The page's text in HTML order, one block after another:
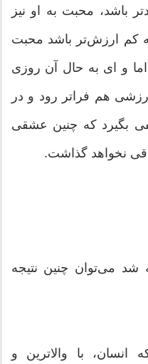
باشد، محبت به او نیز
کم ارزش‌تر باشد محبت
و ای به حال آن روزی
هم فراتر رود و در
بگیرد که چنین عشقی
نخواهد گذاشت.
شد می‌توان چنین نتیجه
انسان، با والاترین و